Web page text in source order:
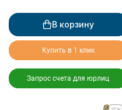
В корзину
Купить в 1 клик
Запрос счета для юрлиц